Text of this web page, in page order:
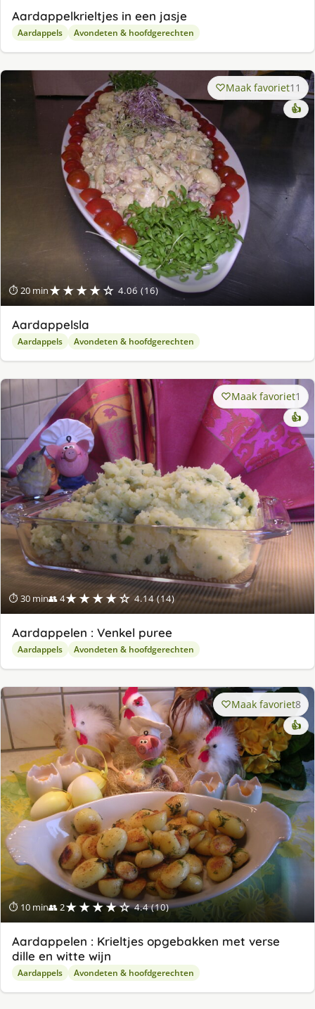
Aardappelkrieltjes in een jasje
Aardappels Avondeten & hoofdgerechten
⏱ 20 min★★★★☆ 4.06 (16)
Maak favoriet11
👍
Aardappelsla
Aardappels Avondeten & hoofdgerechten
⏱ 30 min👥 4★★★★☆ 4.14 (14)
Maak favoriet1
👍
Aardappelen : Venkel puree
Aardappels Avondeten & hoofdgerechten
⏱ 10 min👥 2★★★★☆ 4.4 (10)
Maak favoriet8
👍
Aardappelen : Krieltjes opgebakken met verse
dille en witte wijn
Aardappels Avondeten & hoofdgerechten